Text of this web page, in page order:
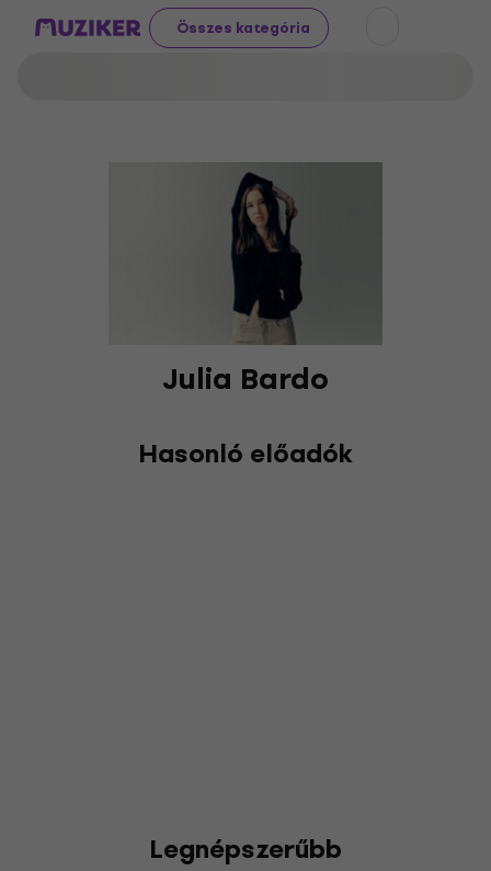
Összes kategória
Julia Bardo
Hasonló előadók
Legnépszerűbb